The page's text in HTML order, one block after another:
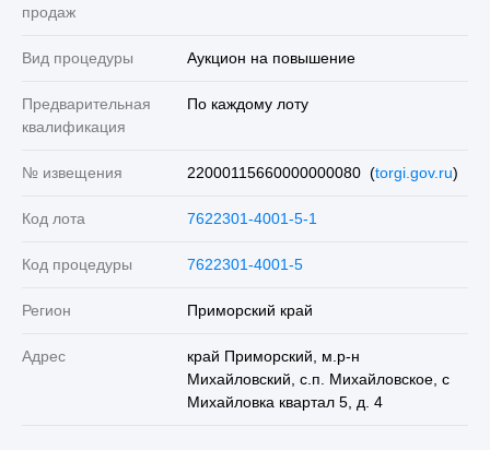
продаж
Вид процедуры Аукцион на повышение
Предварительная
квалификация
По каждому лоту
№ извещения 22000115660000000080 (torgi.gov.ru)
Код лота 7622301-4001-5-1
Код процедуры 7622301-4001-5
Регион Приморский край
Адрес
край Приморский, м.р-н
Михайловский, с.п. Михайловское, с
Михайловка квартал 5, д. 4